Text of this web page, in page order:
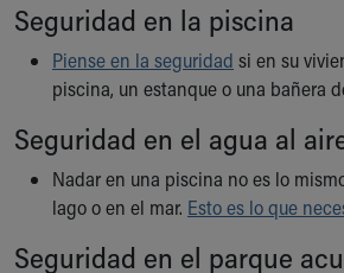
Educational Resources
Injury Prevention
Medical Records
Skip to main content
Seguridad en la piscina
Piense en la seguridad si en su
piscina, un estanque o una bañera
Seguridad en el agua al
Nadar en una piscina no es lo
lago o en el mar. Esto es lo que
Seguridad en el parque